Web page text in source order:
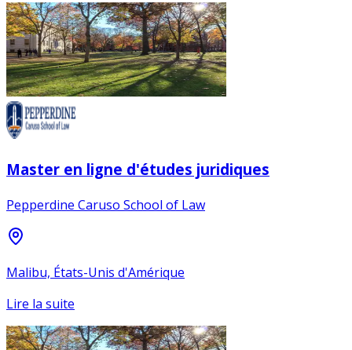
Master en ligne d'études juridiques
Pepperdine Caruso School of Law
Malibu, États-Unis d'Amérique
Lire la suite